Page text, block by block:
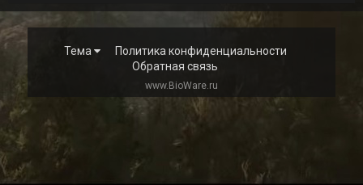
Тема
Политика конфиденциальности
Обратная связь
www.BioWare.ru